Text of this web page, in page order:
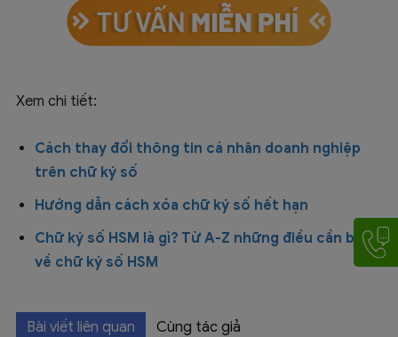
Xem chi tiết:
Cách thay đổi thông tin cá nhân doanh nghiệp
trên chữ ký số
Hướng dẫn cách xóa chữ ký số hết hạn
Chữ ký số HSM là gì? Từ A-Z những điều cần biết
về chữ ký số HSM
Bài viết liên quan Cùng tác giả